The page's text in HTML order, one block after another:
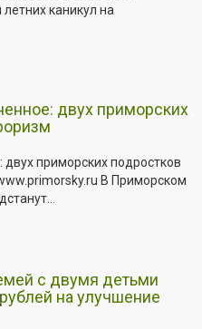
каникул на
двух приморских
приморских подростков
В Приморском
с двумя детьми
на улучшение